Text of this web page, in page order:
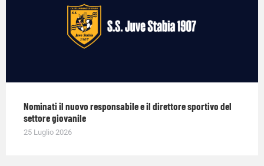
Nominati il nuovo responsabile e il direttore sportivo del
settore giovanile
25 Luglio 2026